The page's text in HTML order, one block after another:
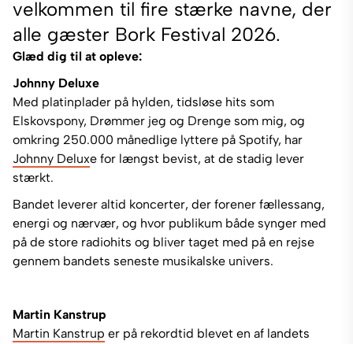
velkommen til fire stærke navne, der
alle gæster Bork Festival 2026.
Glæd dig til at opleve:
Johnny Deluxe
Med platinplader på hylden, tidsløse hits som
Elskovspony, Drømmer jeg og Drenge som mig, og
omkring 250.000 månedlige lyttere på Spotify, har
Johnny Deluxe for længst bevist, at de stadig lever
stærkt.
Bandet leverer altid koncerter, der forener fællessang,
energi og nærvær, og hvor publikum både synger med
på de store radiohits og bliver taget med på en rejse
gennem bandets seneste musikalske univers.
Martin Kanstrup
Martin Kanstrup er på rekordtid blevet en af landets